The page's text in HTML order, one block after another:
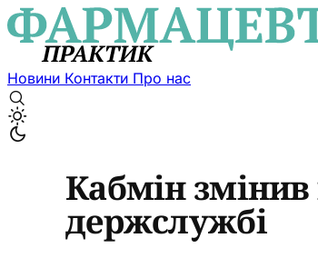
Новини Контакти Про нас
Кабмін
держслужбі